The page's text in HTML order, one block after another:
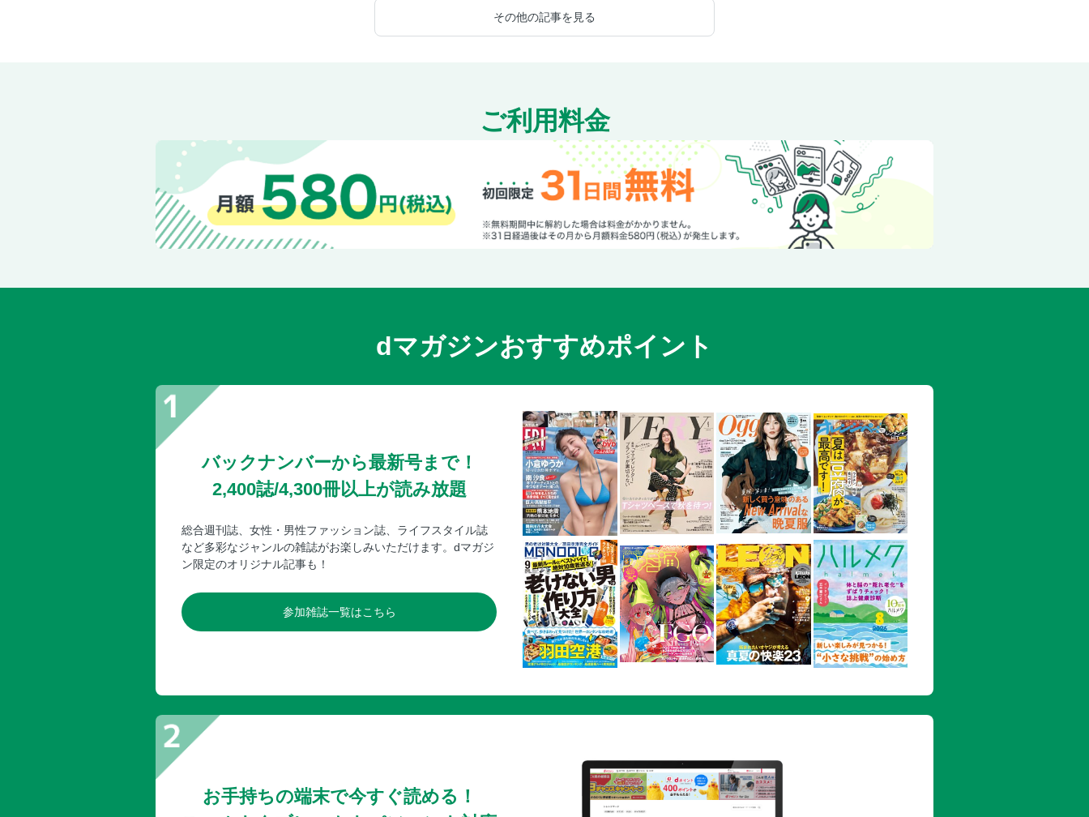
その他の記事を見る
ご利用料金
dマガジンおすすめポイント
バックナンバーから最新号まで！
2,400誌/4,300冊以上が読み放題
総合週刊誌、女性・男性ファッション誌、ライフスタイル誌
など多彩なジャンルの雑誌がお楽しみいただけます。dマガジ
ン限定のオリジナル記事も！
参加雑誌一覧はこちら
お手持ちの端末で今すぐ読める！